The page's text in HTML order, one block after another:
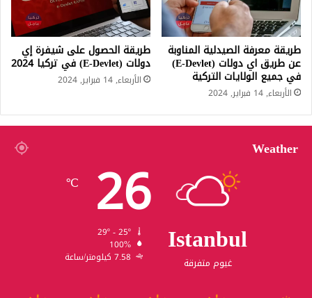
طريقة معرفة الصيدلية المناوبة
عن طريق اي دولات (E-Devlet)
في جميع الولايات التركية
الأربعاء, 14 فبراير, 2024
طريقة الحصول على شيفرة إي
دولات (E-Devlet) في تركيا 2024
الأربعاء, 14 فبراير, 2024
Weather
Istanbul
غيوم متفرقة
26
℃
100%
7.58 كيلومتر/ساعة